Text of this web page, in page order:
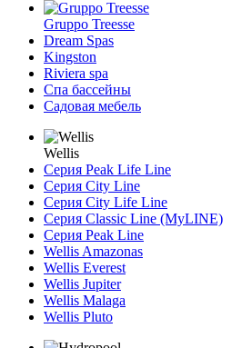
Gruppo Treesse
Dream Spas
Kingston
Riviera spa
Спа бассейны
Садовая мебель
Wellis
Серия Peak Life Line
Серия City Line
Серия City Life Line
Серия Classic Line (MyLINE)
Серия Peak Line
Wellis Amazonas
Wellis Everest
Wellis Jupiter
Wellis Malaga
Wellis Pluto